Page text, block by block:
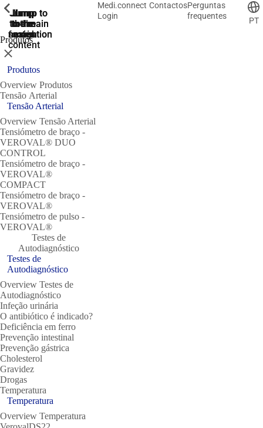
Jump
to the
search
Jump to
the main
navigation
Jump to
the main
navigation
Jump
to the
main
content
Jump
to the
footer
Medi.connect
Login
ContactosPerguntas
frequentes
PT
Produtos
ShowPrevious
Close
Produtos
Overview Produtos
Tensão Arterial
ShowPrevious
Tensão Arterial
Overview Tensão Arterial
Tensiómetro de braço -
VEROVAL® DUO
CONTROL
Tensiómetro de braço -
VEROVAL®
COMPACT
Tensiómetro de braço -
VEROVAL®
Tensiómetro de pulso -
VEROVAL®
Testes de
Autodiagnóstico
ShowPrevious
Testes de
Autodiagnóstico
Overview Testes de
Autodiagnóstico
Infeção urinária
O antibiótico é indicado?
Deficiência em ferro
Prevenção intestinal
Prevenção gástrica
Cholesterol
Gravidez
Drogas
Temperatura
ShowPrevious
Temperatura
Overview Temperatura
ShowPrevious
ShowPrevious
ShowPrevious